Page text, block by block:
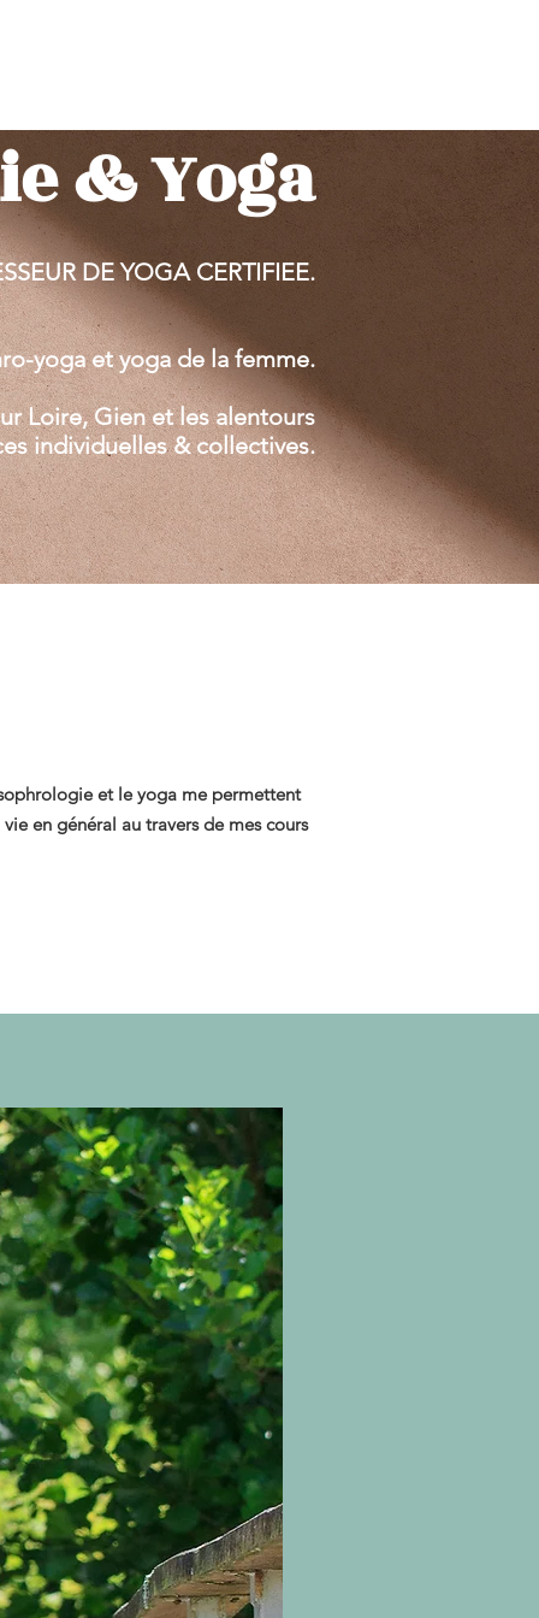
& Yoga
DE YOGA CERTIFIEE.
yoga et yoga de la femme.
Loire, Gien et les alentours
individuelles & collectives.
et le yoga me permettent
en général au travers de mes cours